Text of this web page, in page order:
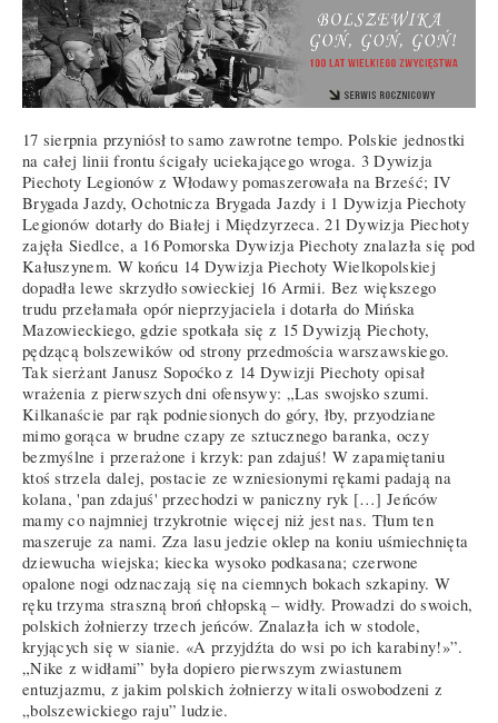
17 sierpnia przyniósł to samo zawrotne tempo. Polskie jednostki
na całej linii frontu ścigały uciekającego wroga. 3 Dywizja
Piechoty Legionów z Włodawy pomaszerowała na Brześć; IV
Brygada Jazdy, Ochotnicza Brygada Jazdy i 1 Dywizja Piechoty
Legionów dotarły do Białej i Międzyrzeca. 21 Dywizja Piechoty
zajęła Siedlce, a 16 Pomorska Dywizja Piechoty znalazła się pod
Kałuszynem. W końcu 14 Dywizja Piechoty Wielkopolskiej
dopadła lewe skrzydło sowieckiej 16 Armii. Bez większego
trudu przełamała opór nieprzyjaciela i dotarła do Mińska
Mazowieckiego, gdzie spotkała się z 15 Dywizją Piechoty,
pędzącą bolszewików od strony przedmościa warszawskiego.
Tak sierżant Janusz Sopoćko z 14 Dywizji Piechoty opisał
wrażenia z pierwszych dni ofensywy: „Las swojsko szumi.
Kilkanaście par rąk podniesionych do góry, łby, przyodziane
mimo gorąca w brudne czapy ze sztucznego baranka, oczy
bezmyślne i przerażone i krzyk: pan zdajuś! W zapamiętaniu
ktoś strzela dalej, postacie ze wzniesionymi rękami padają na
kolana, 'pan zdajuś' przechodzi w paniczny ryk […] Jeńców
mamy co najmniej trzykrotnie więcej niż jest nas. Tłum ten
maszeruje za nami. Zza lasu jedzie oklep na koniu uśmiechnięta
dziewucha wiejska; kiecka wysoko podkasana; czerwone
opalone nogi odznaczają się na ciemnych bokach szkapiny. W
ręku trzyma straszną broń chłopską – widły. Prowadzi do swoich,
polskich żołnierzy trzech jeńców. Znalazła ich w stodole,
kryjących się w sianie. «A przyjdźta do wsi po ich karabiny!»”.
„Nike z widłami” była dopiero pierwszym zwiastunem
entuzjazmu, z jakim polskich żołnierzy witali oswobodzeni z
„bolszewickiego raju” ludzie.